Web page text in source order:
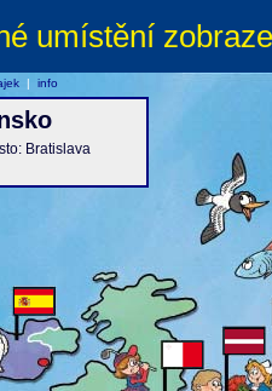
umístění
Bratislava
| info